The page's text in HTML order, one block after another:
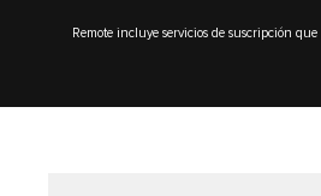
Remote incluye servicios de suscripción